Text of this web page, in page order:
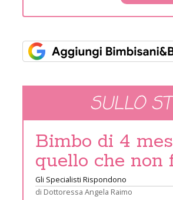
SULLO
Bimbo di 4
quello che non
Gli Specialisti Rispondono
di Dottoressa Angela Raimo